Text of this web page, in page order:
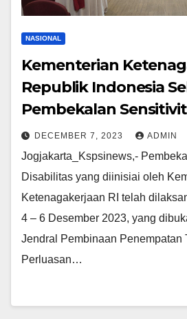
NASIONAL
Kementerian
Republik Indonesia
Pembekalan
DECEMBER 7, 2023 ADMIN
Jogjakarta_Kspsinews,-
Disabilitas yang diinisiai oleh
Ketenagakerjaan RI telah
4 – 6 Desember 2023, yang
Jendral Pembinaan Penempatan
Perluasan…